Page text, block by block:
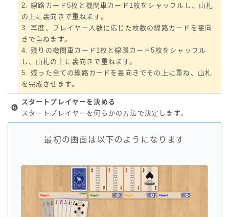
2. 線路カード5枚と機関車カード1枚をシャッフルし、山札
の上に裏向きで重ねます。
3. 再度、プレイヤー人数に応じた枚数の線路カードを裏向
きで重ねます。
4. 残りの機関車カード1枚と線路カード5枚をシャッフル
し、山札の上に裏向きで重ねます。
5. 残った全ての線路カードを裏向きでその上に重ね、山札
を完成させます。
❻
スタートプレイヤーを決める
スタートプレイヤーを何らかの方法で決定します。
最初の画面は以下のようになります